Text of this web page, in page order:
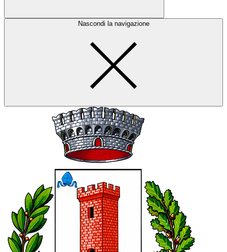
Nascondi la navigazione